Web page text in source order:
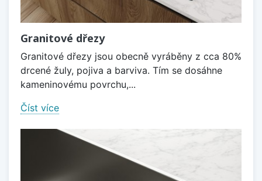
Granitové dřezy
Granitové dřezy jsou obecně vyráběny z cca 80%
drcené žuly, pojiva a barviva. Tím se dosáhne
kameninovému povrchu,...
Číst více